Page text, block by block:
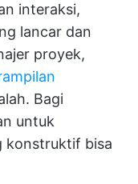
interaksi,
lancar dan
proyek,
Bagi
untuk
konstruktif bisa